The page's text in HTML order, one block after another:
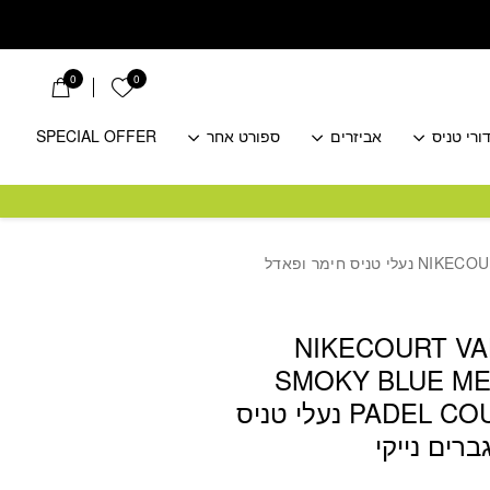
0 הרשימה שלי
0
טניס אביזרים ספורט אחר
SPECIAL OFFER
/ NIKECOURT VAPOR PRO 3 SMOKY BLUE MEN’S CLAY & PADEL COURT SHOES נעלי טניס חימר ופאדל
NIKECOURT
SMOKY BLUE
PADEL COURT SHOES נעלי טניס
נייקי